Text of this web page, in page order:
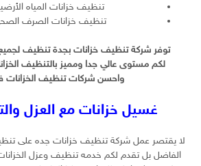
تنظيف خزانات المياه
تنظيف خزانات الصرف
توفر شركة تنظيف خزانات بجدة تنظيف لجميع
لكم مستوى عالي جدا ومميز بالتنظيف
واحسن شركات تنظيف الخزانات
غسيل خزانات مع العزل
لا يقتصر عمل شركة تنظيف خزانات جده على
الفاضل بل تقدم لكم خدمه تنظيف وعزل